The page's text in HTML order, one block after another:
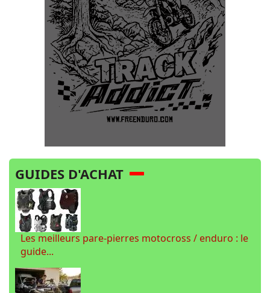
GUIDES D'ACHAT
Les meilleurs pare-pierres motocross / enduro : le
guide...